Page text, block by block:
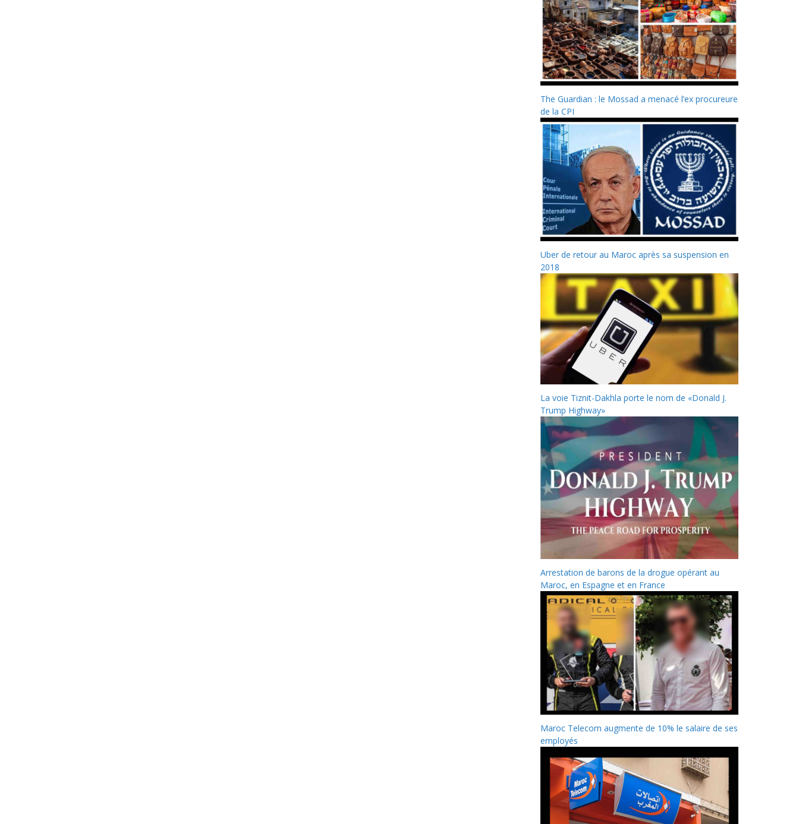
The Guardian : le Mossad a menacé l’ex procureure
de la CPI
Uber de retour au Maroc après sa suspension en
2018
La voie Tiznit-Dakhla porte le nom de «Donald J.
Trump Highway»
Arrestation de barons de la drogue opérant au
Maroc, en Espagne et en France
Maroc Telecom augmente de 10% le salaire de ses
employés